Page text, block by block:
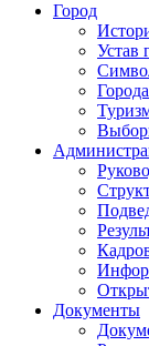
Город
Устав
Документы